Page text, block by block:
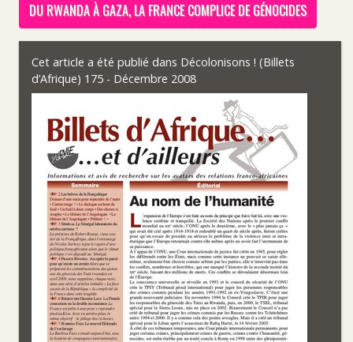
DU RWANDA À GAZA, LA FRANCE COMPLICE DE GÉNOCIDES
Cet article a été publié dans Décolonisons ! (Billets
d’Afrique) 175 - Décembre 2008